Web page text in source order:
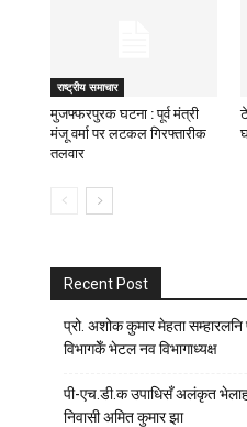
राष्ट्रीय समाचार
मुजफ्फरपुरक घटना : पूर्व मंत्री
मंजू वर्मा पर लटकल गिरफ्तारीक
तलवार
Recent Post
प्रो. अशोक कुमार मेहता
विभागकेँ भेटल नव विभागाध्यक्ष
पी-एच.डी.क उपाधिसँ अलंकृत
निवासी अमित कुमार झा